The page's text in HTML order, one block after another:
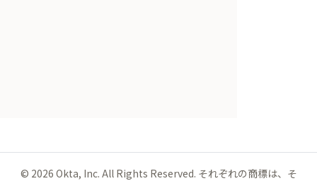
© 2026 Okta, Inc. All Rights Reserved. それぞれの商標は、そ